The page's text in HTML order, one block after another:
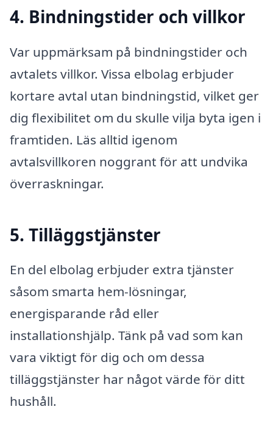
4. Bindningstider och villkor
Var uppmärksam på bindningstider och
avtalets villkor. Vissa elbolag erbjuder
kortare avtal utan bindningstid, vilket ger
dig flexibilitet om du skulle vilja byta igen i
framtiden. Läs alltid igenom
avtalsvillkoren noggrant för att undvika
överraskningar.
5. Tilläggstjänster
En del elbolag erbjuder extra tjänster
såsom smarta hem-lösningar,
energisparande råd eller
installationshjälp. Tänk på vad som kan
vara viktigt för dig och om dessa
tilläggstjänster har något värde för ditt
hushåll.